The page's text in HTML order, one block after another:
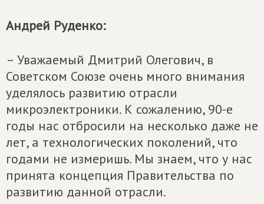
Андрей Руденко:
– Уважаемый Дмитрий Олегович, в
Советском Союзе очень много внимания
уделялось развитию отрасли
микроэлектроники. К сожалению, 90-е
годы нас отбросили на несколько даже не
лет, а технологических поколений, что
годами не измеришь. Мы знаем, что у нас
принята концепция Правительства по
развитию данной отрасли.